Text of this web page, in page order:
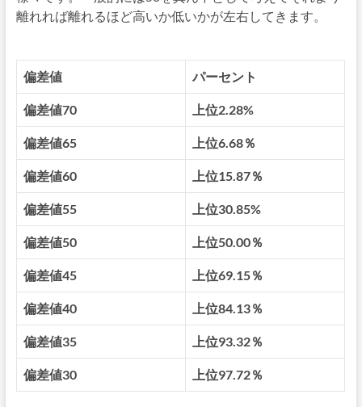
離れれば離れるほど高いか低いかが左右してきます。
偏差値 パーセント
偏差値70 上位2.28%
偏差値65 上位6.68％
偏差値60 上位15.87％
偏差値55 上位30.85%
偏差値50 上位50.00％
偏差値45 上位69.15％
偏差値40 上位84.13％
偏差値35 上位93.32％
偏差値30 上位97.72％